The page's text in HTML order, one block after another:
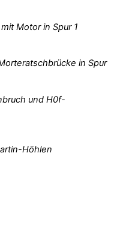
Motor in Spur 1
in Spur
und H0f-
Höhlen